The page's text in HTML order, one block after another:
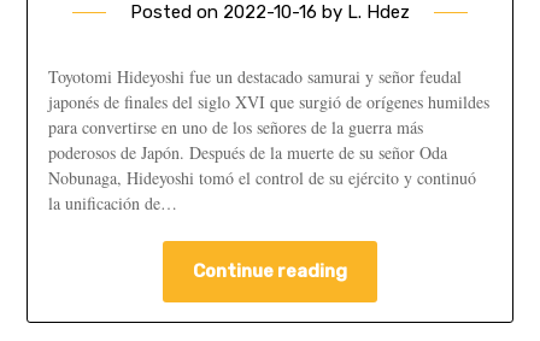
Posted on 2022-10-16 by L. Hdez
Toyotomi Hideyoshi fue un destacado samurai y señor feudal
japonés de finales del siglo XVI que surgió de orígenes humildes
para convertirse en uno de los señores de la guerra más
poderosos de Japón. Después de la muerte de su señor Oda
Nobunaga, Hideyoshi tomó el control de su ejército y continuó
la unificación de…
Continue reading